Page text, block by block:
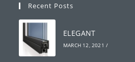
Recent Posts
ELEGANT
MARCH 12, 2021 /